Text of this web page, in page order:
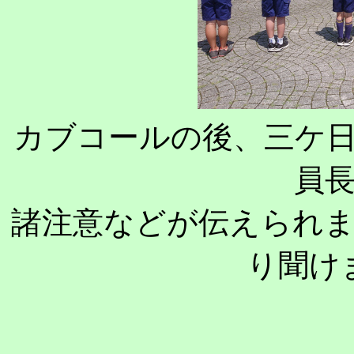
カブコールの後、三ケ
員
諸注意などが伝えられ
り聞け